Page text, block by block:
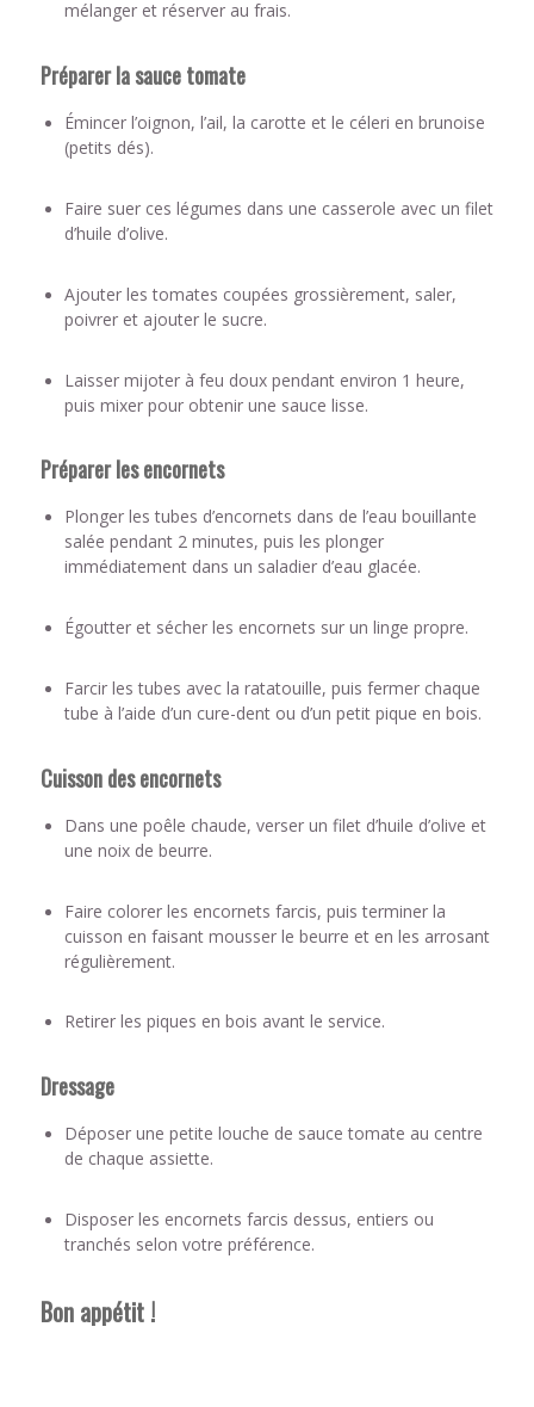
mélanger et réserver au frais.
Préparer la sauce tomate
Émincer l’oignon, l’ail, la carotte et le céleri en brunoise
(petits dés).
Faire suer ces légumes dans une casserole avec un filet
d’huile d’olive.
Ajouter les tomates coupées grossièrement, saler,
poivrer et ajouter le sucre.
Laisser mijoter à feu doux pendant environ 1 heure,
puis mixer pour obtenir une sauce lisse.
Préparer les encornets
Plonger les tubes d’encornets dans de l’eau bouillante
salée pendant 2 minutes, puis les plonger
immédiatement dans un saladier d’eau glacée.
Égoutter et sécher les encornets sur un linge propre.
Farcir les tubes avec la ratatouille, puis fermer chaque
tube à l’aide d’un cure-dent ou d’un petit pique en bois.
Cuisson des encornets
Dans une poêle chaude, verser un filet d’huile d’olive et
une noix de beurre.
Faire colorer les encornets farcis, puis terminer la
cuisson en faisant mousser le beurre et en les arrosant
régulièrement.
Retirer les piques en bois avant le service.
Dressage
Déposer une petite louche de sauce tomate au centre
de chaque assiette.
Disposer les encornets farcis dessus, entiers ou
tranchés selon votre préférence.
Bon appétit !